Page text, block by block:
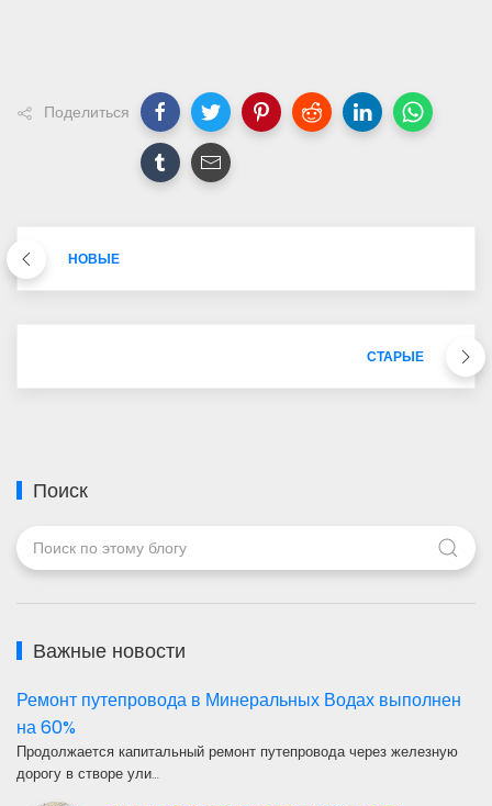
Поделиться
НОВЫЕ
СТАРЫЕ
Поиск
Важные новости
Ремонт путепровода в Минеральных Водах выполнен
на 60%
Продолжается капитальный ремонт путепровода через железную
дорогу в створе ули…